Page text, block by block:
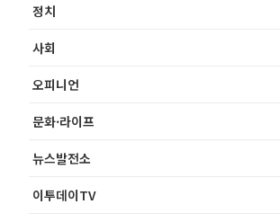
정치
사회
오피니언
문화·라이프
뉴스발전소
이투데이TV